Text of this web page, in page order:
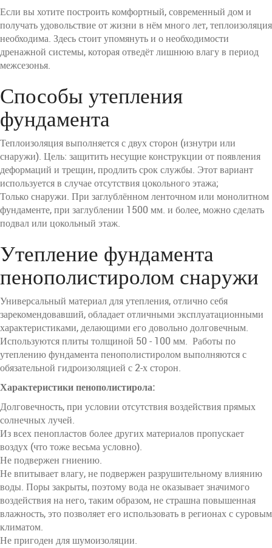
Если вы хотите построить комфортный, современный дом и
получать удовольствие от жизни в нём много лет, теплоизоляция
необходима. Здесь стоит упомянуть и о необходимости
дренажной системы, которая отведёт лишнюю влагу в период
межсезонья.
Способы утепления
фундамента
Теплоизоляция выполняется с двух сторон (изнутри или
снаружи). Цель: защитить несущие конструкции от появления
деформаций и трещин, продлить срок службы. Этот вариант
используется в случае отсутствия цокольного этажа;
Только снаружи. При заглублённом ленточном или монолитном
фундаменте, при заглублении 1500 мм. и более, можно сделать
подвал или цокольный этаж.
Утепление фундамента
пенополистиролом снаружи
Универсальный материал для утепления, отлично себя
зарекомендовавший, обладает отличными эксплуатационными
характеристиками, делающими его довольно долговечным.
Используются плиты толщиной 50 - 100 мм. Работы по
утеплению фундамента пенополистиролом выполняются с
обязательной гидроизоляцией с 2-х сторон.
Характеристики пенополистирола:
Долговечность, при условии отсутствия воздействия прямых
солнечных лучей.
Из всех пенопластов более других материалов пропускает
воздух (что тоже весьма условно).
Не подвержен гниению.
Не впитывает влагу, не подвержен разрушительному влиянию
воды. Поры закрыты, поэтому вода не оказывает значимого
воздействия на него, таким образом, не страшна повышенная
влажность, это позволяет его использовать в регионах с суровым
климатом.
Не пригоден для шумоизоляции.